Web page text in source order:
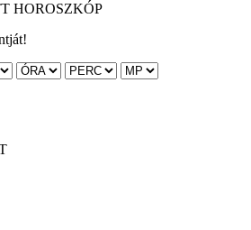
HOROSZKÓP